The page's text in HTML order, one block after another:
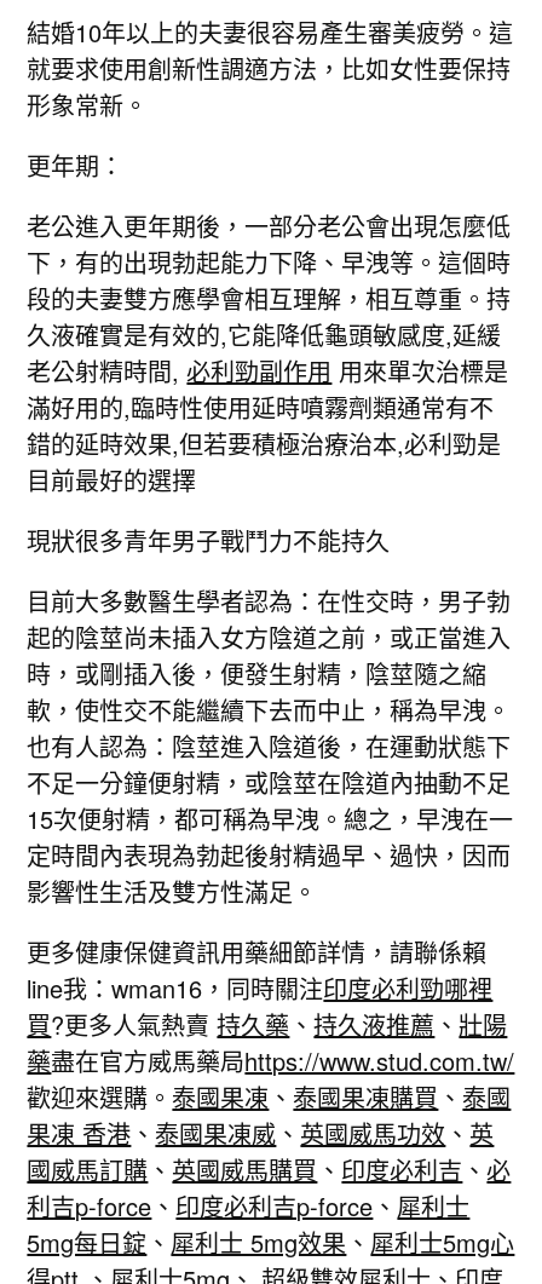
結婚10年以上的夫妻很容易產生審美疲勞。這
就要求使用創新性調適方法，比如女性要保持
形象常新。
更年期：
老公進入更年期後，一部分老公會出現怎麼低
下，有的出現勃起能力下降、早洩等。這個時
段的夫妻雙方應學會相互理解，相互尊重。持
久液確實是有效的,它能降低龜頭敏感度,延緩
老公射精時間,必利勁副作用 用來單次治標是
滿好用的,臨時性使用延時噴霧劑類通常有不
錯的延時效果,但若要積極治療治本,必利勁是
目前最好的選擇
現狀很多青年男子戰鬥力不能持久
目前大多數醫生學者認為：在性交時，男子勃
起的陰莖尚未插入女方陰道之前，或正當進入
時，或剛插入後，便發生射精，陰莖隨之縮
軟，使性交不能繼續下去而中止，稱為早洩。
也有人認為：陰莖進入陰道後，在運動狀態下
不足一分鐘便射精，或陰莖在陰道內抽動不足
15次便射精，都可稱為早洩。總之，早洩在一
定時間內表現為勃起後射精過早、過快，因而
影響性生活及雙方性滿足。
更多健康保健資訊用藥細節詳情，請聯係賴
line我：wman16，同時關注印度必利勁哪裡
買?更多人氣熱賣持久藥 、持久液推薦 、壯陽
藥盡在官方威馬藥局https://www.stud.com.tw/
歡迎來選購。 泰國果凍 、 泰國果凍購買 、 泰國
果凍 香港 、 泰國果凍威 、 英國威馬功效 、 英
國威馬訂購 、 英國威馬購買 、 印度必利吉 、必
利吉p-force 、 印度必利吉p-force 、 犀利士
5mg每日錠 、 犀利士 5mg效果 、 犀利士5mg心